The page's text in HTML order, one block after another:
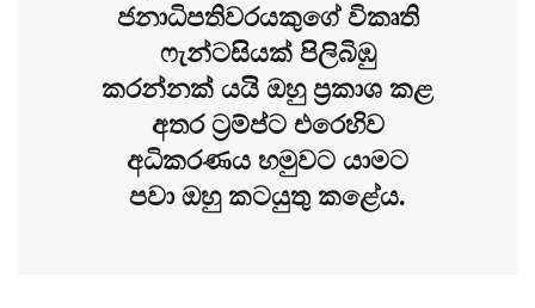
ජනාධිපතිවරයකුගේ විකෘති
ෆැන්ටසියක් පිලිබිඹු
කරන්නක් යයි ඔහු ප්‍රකාශ කළ
අතර ට්‍රම්ප්ට එරෙහිව
අධිකරණය හමුවට යාමට
පවා ඔහු කටයුතු කළේය.